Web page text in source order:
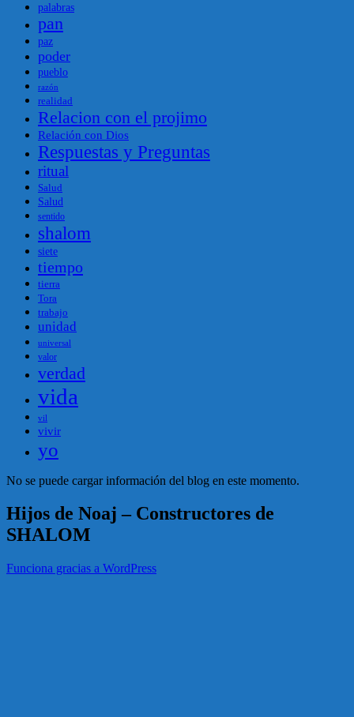
palabras
pan
paz
poder
pueblo
razón
realidad
Relacion con el projimo
Relación con Dios
Respuestas y Preguntas
ritual
Salud
Salud
sentido
shalom
siete
tiempo
tierra
Tora
trabajo
unidad
universal
valor
verdad
vida
vil
vivir
yo
No se puede cargar información del blog en este momento.
Hijos de Noaj – Constructores de
SHALOM
Funciona gracias a WordPress